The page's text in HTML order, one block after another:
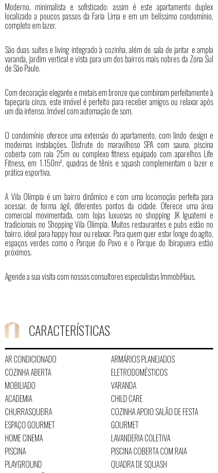
Moderno, minimalista e sofisticado: assim é este apartamento duplex
localizado a poucos passos da Faria Lima e em um belíssimo condomínio,
completo em lazer.
São duas suítes e living integrado à cozinha, além de sala de jantar e ampla
varanda, jardim vertical e vista para um dos bairros mais nobres da Zona Sul
de São Paulo.
Com decoração elegante e metais em bronze que combinam perfeitamente à
tapeçaria cinza, este imóvel é perfeito para receber amigos ou relaxar após
um dia intenso. Imóvel com automação de som.
O condomínio oferece uma extensão do apartamento, com lindo design e
modernas instalações. Disfrute do maravilhoso SPA com sauna, piscina
coberta com raia 25m ou complexo fitness equipado com aparelhos Life
Fitness, em 1.150m², quadras de tênis e squash complementam o lazer e
prática esportiva.
A Vila Olímpia é um bairro dinâmico e com uma locomoção perfeita para
acessar, de forma ágil, diferentes pontos da cidade. Oferece uma área
comercial movimentada, com lojas luxuosas no shopping JK Iguatemi e
tradicionais no Shopping Vila Olímpia. Muitos restaurantes e pubs estão no
bairro, ideal para happy hour ou relaxar. Para quem quer estar longe do agito,
espaços verdes como o Parque do Povo e o Parque do Ibirapuera estão
próximos.
Agende a sua visita com nossos consultores especialistas ImmobiHaus.
CARACTERÍSTICAS
AR CONDICIONADO
ARMÁRIOS PLANEJADOS
COZINHA ABERTA
ELETRODOMÉSTICOS
MOBILIADO
VARANDA
ACADEMIA
CHILD CARE
CHURRASQUEIRA
COZINHA APOIO SALÃO DE FESTA
ESPAÇO GOURMET
GOURMET
HOME CINEMA
LAVANDERIA COLETIVA
PISCINA
PISCINA COBERTA COM RAIA
PLAYGROUND
QUADRA DE SQUASH